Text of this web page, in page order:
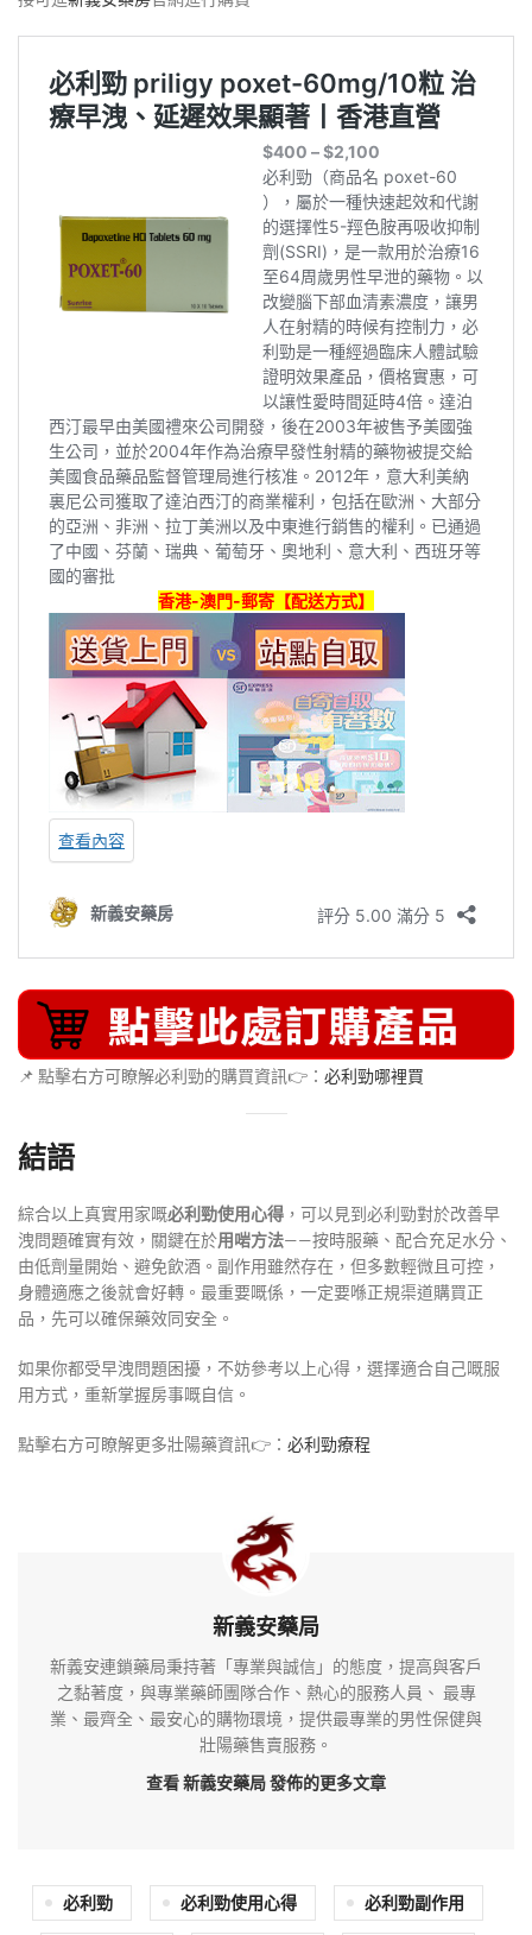
📌 點擊右方可瞭解必利勁的購買資訊👉： 必利勁哪裡買
結語
綜合以上真實用家嘅必利勁使用心得 ，可以見到必利勁對於改善早
洩問題確實有效，關鍵在於用啱方法——按時服藥、配合充足水分、
由低劑量開始、避免飲酒。副作用雖然存在，但多數輕微且可控，
身體適應之後就會好轉。最重要嘅係，一定要喺正規渠道購買正
品，先可以確保藥效同安全。
如果你都受早洩問題困擾，不妨參考以上心得，選擇適合自己嘅服
用方式，重新掌握房事嘅自信。
點擊右方可瞭解更多壯陽藥資訊👉： 必利勁療程
新義安藥局
新義安連鎖藥局秉持著「專業與誠信」的態度，提高與客戶
之黏著度，與專業藥師團隊合作、熱心的服務人員、 最專
業、最齊全、最安心的購物環境，提供最專業的男性保健與
壯陽藥售賣服務。
查看 新義安藥局發佈的更多文章
必利勁 必利勁使用心得 必利勁副作用